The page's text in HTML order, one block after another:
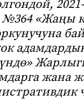
«Жаңы
жана